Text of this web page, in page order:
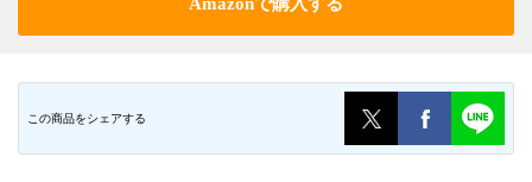
この商品をシェアする